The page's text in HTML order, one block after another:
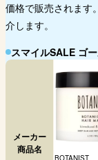
価格で販売されます。
介します。
スマイルSALE ゴ
メーカー
商品名